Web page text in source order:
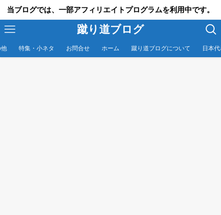
当ブログでは、一部アフィリエイトプログラムを利用中です。
蹴り道ブログ
特集・小ネタ お問合せ ホーム 蹴り道ブログについて 日本